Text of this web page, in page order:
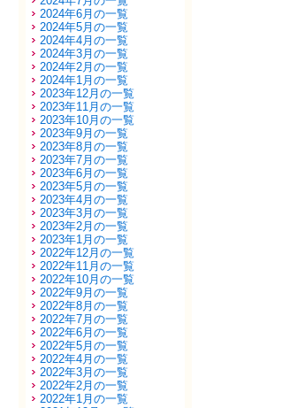
2024年6月の一覧
2024年5月の一覧
2024年4月の一覧
2024年3月の一覧
2024年2月の一覧
2024年1月の一覧
2023年12月の一覧
2023年11月の一覧
2023年10月の一覧
2023年9月の一覧
2023年8月の一覧
2023年7月の一覧
2023年6月の一覧
2023年5月の一覧
2023年4月の一覧
2023年3月の一覧
2023年2月の一覧
2023年1月の一覧
2022年12月の一覧
2022年11月の一覧
2022年10月の一覧
2022年9月の一覧
2022年8月の一覧
2022年7月の一覧
2022年6月の一覧
2022年5月の一覧
2022年4月の一覧
2022年3月の一覧
2022年2月の一覧
2022年1月の一覧